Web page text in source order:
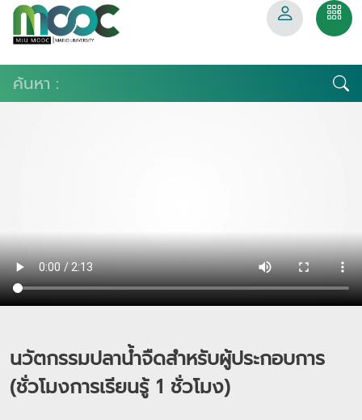
นวัตกรรมปลาน้ำจืดสำหรับผู้ประกอบการ
(ชั่วโมงการเรียนรู้ 1 ชั่วโมง)